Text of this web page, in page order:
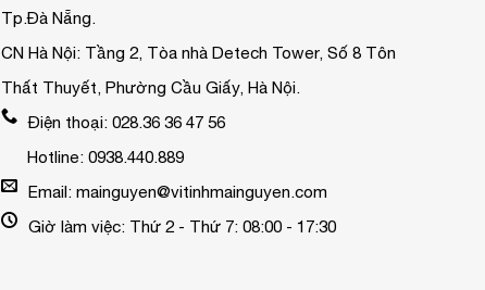
Tp.Đà Nẵng.
CN Hà Nội: Tầng 2, Tòa nhà Detech Tower, Số 8 Tôn
Thất Thuyết, Phường Cầu Giấy, Hà Nội.
Điện thoại: 028.36 36 47 56
Hotline: 0938.440.889
Email: mainguyen@vitinhmainguyen.com
Giờ làm việc: Thứ 2 - Thứ 7: 08:00 - 17:30